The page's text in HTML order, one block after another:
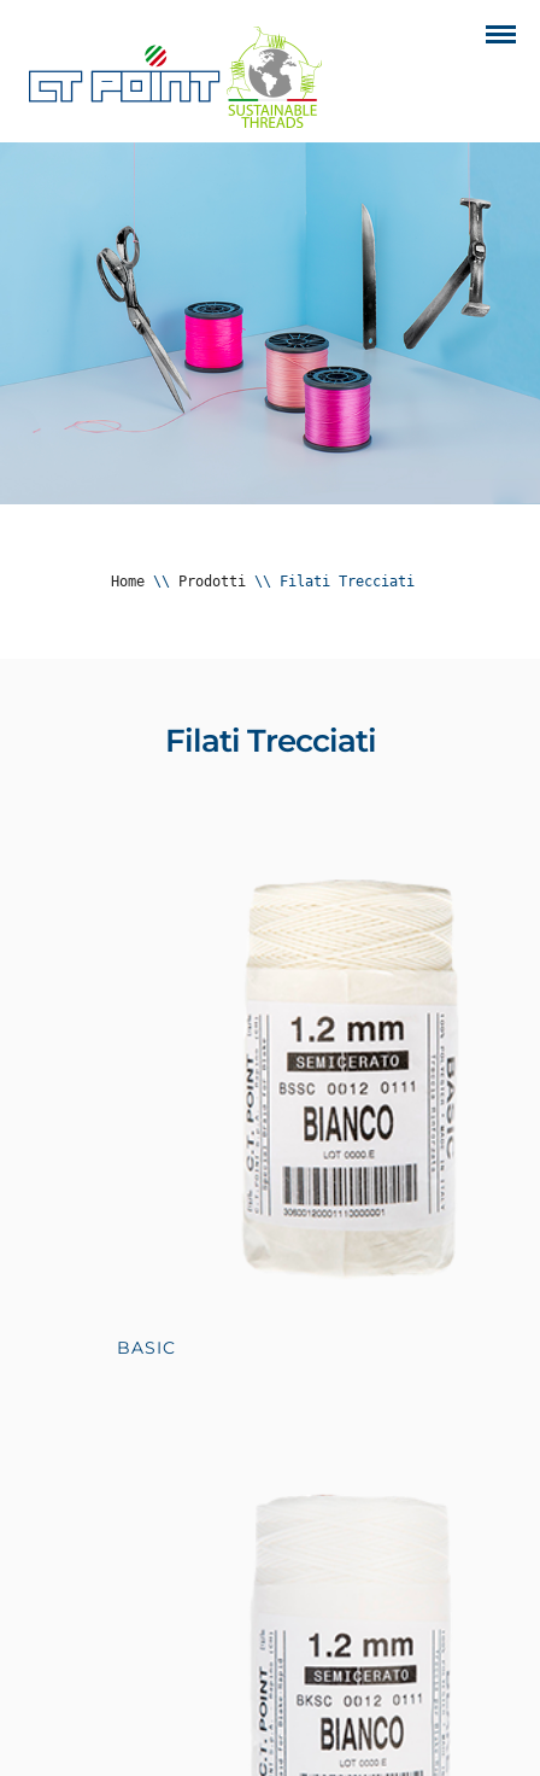
Home \\ Prodotti \\ Filati Trecciati
Filati Trecciati
BASIC